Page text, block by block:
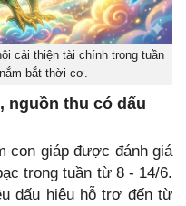
cải thiện tài chính trong tuần
bắt thời cơ.
nguồn thu có dấu
con giáp được đánh giá
trong tuần từ 8 - 14/6.
dấu hiệu hỗ trợ đến từ